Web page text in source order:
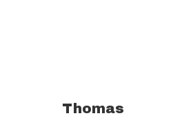
Thomas